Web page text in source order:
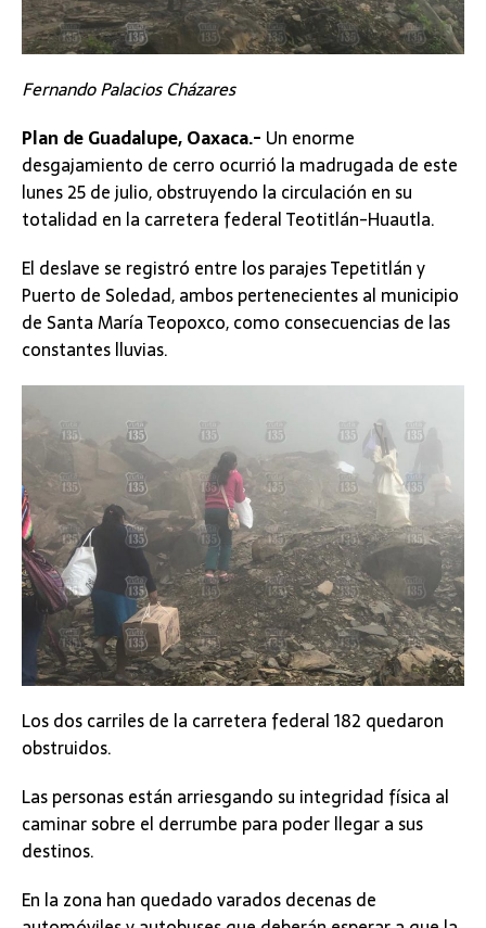
Fernando Palacios Cházares
Plan de Guadalupe, Oaxaca.- Un enorme
desgajamiento de cerro ocurrió la madrugada de este
lunes 25 de julio, obstruyendo la circulación en su
totalidad en la carretera federal Teotitlán-Huautla.
El deslave se registró entre los parajes Tepetitlán y
Puerto de Soledad, ambos pertenecientes al municipio
de Santa María Teopoxco, como consecuencias de las
constantes lluvias.
Los dos carriles de la carretera federal 182 quedaron
obstruidos.
Las personas están arriesgando su integridad física al
caminar sobre el derrumbe para poder llegar a sus
destinos.
En la zona han quedado varados decenas de